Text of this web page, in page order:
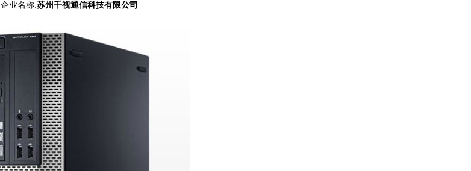
企业名称:苏州千视通信科技有限公司